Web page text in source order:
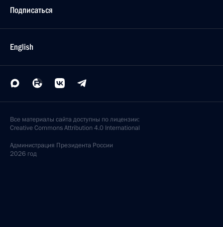
Подписаться
English
Все материалы сайта доступны по лицензии:
Creative Commons Attribution 4.0 International
Администрация Президента России
2026 год